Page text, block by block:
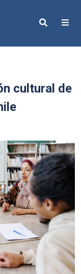
Search
cultural de